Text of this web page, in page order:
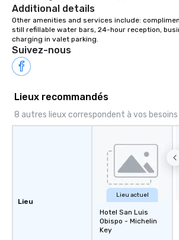
extraordinary experience, every single
time.
Additional details
Other amenities and services include:
still refillable water bars, 24-hour reception,
charging in valet parking.
Suivez-nous
Lieux recommandés
8 autres lieux correspondent à vos besoins
Lieu
Lieu actuel
Hotel San Luis
Obispo - Michelin
Key